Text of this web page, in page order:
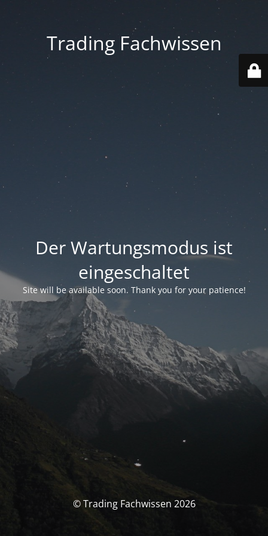
Trading Fachwissen
Der Wartungsmodus ist
eingeschaltet
Site will be available soon. Thank you for your patience!
© Trading Fachwissen 2026